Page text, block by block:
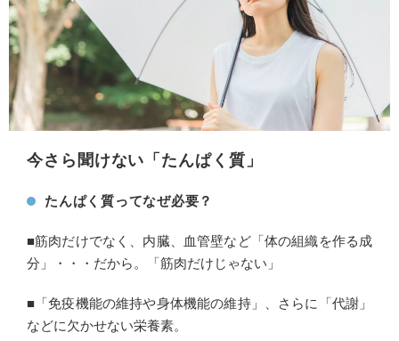
今さら聞けない「たんぱく質」
たんぱく質ってなぜ必要？
■筋肉だけでなく、内臓、血管壁など「体の組織を作る成
分」・・・だから。「筋肉だけじゃない」
■「免疫機能の維持や身体機能の維持」、さらに「代謝」
などに欠かせない栄養素。